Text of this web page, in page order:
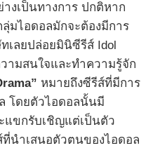
งเป็นทางการ ปกติหาก
มไอดอลมักจะต้องมีการ
เลยปล่อยมินิซีรีส์ Idol
ามสนใจและทำความรู้จัก
หมายถึงซีรีส์ที่มีการ
โดยตัวไอดอลนั้นมี
ขกรับเชิญแต่เป็นตัว
นำเสนอตัวตนของไอดอล